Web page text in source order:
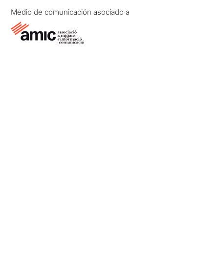
Medio de comunicación asociado a